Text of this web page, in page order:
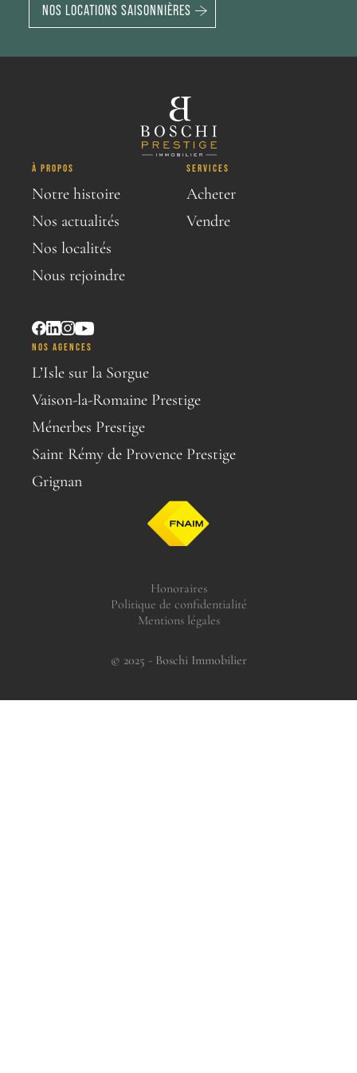
NOS LOCATIONS SAISONNIÈRES
À PROPOS
Notre histoire
Nos actualités
Nos localités
Nous rejoindre
SERVICES
Acheter
Vendre
NOS AGENCES
L’Isle sur la Sorgue
Vaison-la-Romaine Prestige
Ménerbes Prestige
Saint Rémy de Provence Prestige
Grignan
Honoraires
Politique de confidentialité
Mentions légales
© 2025 - Boschi Immobilier